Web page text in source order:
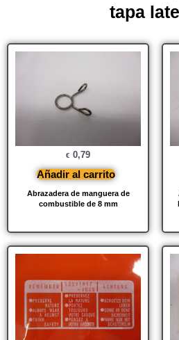
tapa
Abrazadera de manguera de
combustible de 8 mm
€ 0,79
Añadir al carrito